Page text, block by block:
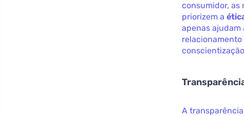
consumidor, as
priorizem a
apenas
relacionamento
A